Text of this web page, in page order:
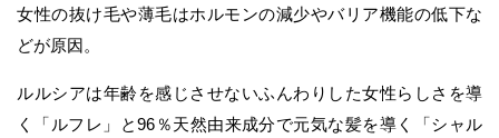
女性の抜け毛や薄毛はホルモンの減少やバリア機能の低下な
どが原因。
ルルシアは年齢を感じさせないふんわりした女性らしさを導
く「ルフレ」と96％天然由来成分で元気な髪を導く「シャル